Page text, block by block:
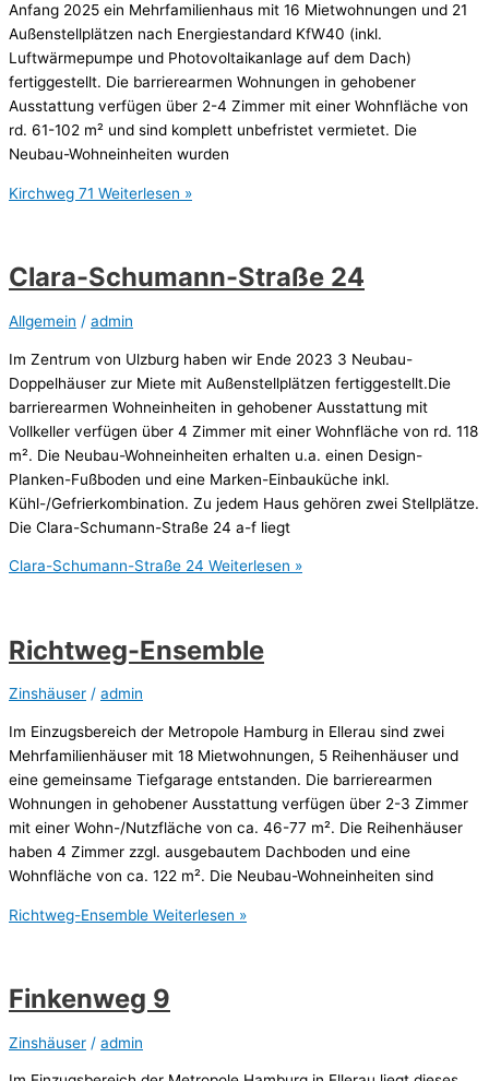
Anfang 2025 ein Mehrfamilienhaus mit 16 Mietwohnungen und 21
Außenstellplätzen nach Energiestandard KfW40 (inkl.
Luftwärmepumpe und Photovoltaikanlage auf dem Dach)
fertiggestellt. Die barrierearmen Wohnungen in gehobener
Ausstattung verfügen über 2-4 Zimmer mit einer Wohnfläche von
rd. 61-102 m² und sind komplett unbefristet vermietet. Die
Neubau-Wohneinheiten wurden
Kirchweg 71 Weiterlesen »
Clara-Schumann-Straße 24
Allgemein / admin
Im Zentrum von Ulzburg haben wir Ende 2023 3 Neubau-
Doppelhäuser zur Miete mit Außenstellplätzen fertiggestellt.Die
barrierearmen Wohneinheiten in gehobener Ausstattung mit
Vollkeller verfügen über 4 Zimmer mit einer Wohnfläche von rd. 118
m². Die Neubau-Wohneinheiten erhalten u.a. einen Design-
Planken-Fußboden und eine Marken-Einbauküche inkl.
Kühl-/Gefrierkombination. Zu jedem Haus gehören zwei Stellplätze.
Die Clara-Schumann-Straße 24 a-f liegt
Clara-Schumann-Straße 24 Weiterlesen »
Richtweg-Ensemble
Zinshäuser / admin
Im Einzugsbereich der Metropole Hamburg in Ellerau sind zwei
Mehrfamilienhäuser mit 18 Mietwohnungen, 5 Reihenhäuser und
eine gemeinsame Tiefgarage entstanden. Die barrierearmen
Wohnungen in gehobener Ausstattung verfügen über 2-3 Zimmer
mit einer Wohn-/Nutzfläche von ca. 46-77 m². Die Reihenhäuser
haben 4 Zimmer zzgl. ausgebautem Dachboden und eine
Wohnfläche von ca. 122 m². Die Neubau-Wohneinheiten sind
Richtweg-Ensemble Weiterlesen »
Finkenweg 9
Zinshäuser / admin